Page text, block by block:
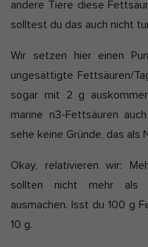
andere Tiere diese
solltest du das auch nicht
Wir setzen hier einen
ungesättigte Fettsäuren/
sogar mit 2 g
marine n3-Fettsäuren
sehe keine Gründe, das als
Okay, relativieren wir:
sollten nicht mehr als
ausmachen. Isst du 100 g
10 g.